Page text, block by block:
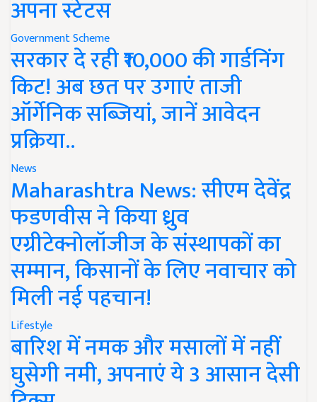
अपना स्टेटस
Government Scheme
सरकार दे रही ₹10,000 की गार्डनिंग
किट! अब छत पर उगाएं ताजी
ऑर्गेनिक सब्जियां, जानें आवेदन
प्रक्रिया..
News
Maharashtra News: सीएम देवेंद्र
फडणवीस ने किया ध्रुव
एग्रीटेक्नोलॉजीज के संस्थापकों का
सम्मान, किसानों के लिए नवाचार को
मिली नई पहचान!
Lifestyle
बारिश में नमक और मसालों में नहीं
घुसेगी नमी, अपनाएं ये 3 आसान देसी